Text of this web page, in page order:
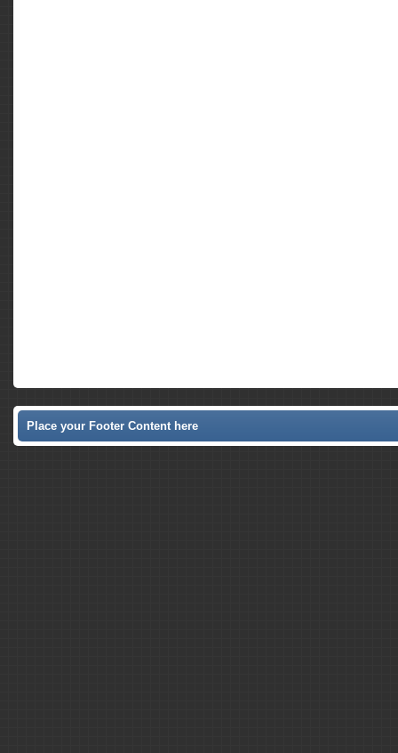
Place your Footer Content here